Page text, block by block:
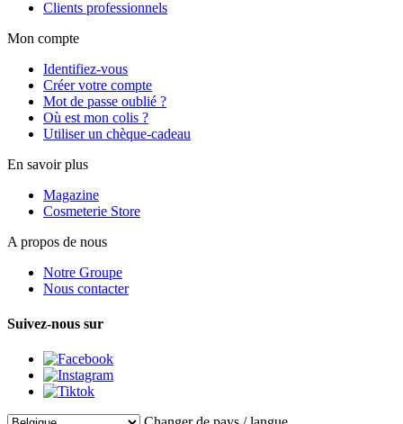
Clients professionnels
Mon compte
Identifiez-vous
Créer votre compte
Mot de passe oublié ?
Où est mon colis ?
Utiliser un chèque-cadeau
En savoir plus
Magazine
Cosmeterie Store
A propos de nous
Notre Groupe
Nous contacter
Suivez-nous sur